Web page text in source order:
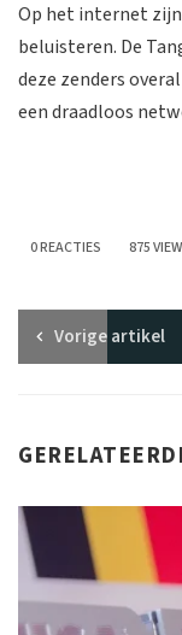
Op het internet
beluisteren. De
deze zenders
een draadloos
0 REACTIES 875
Vorigeartikel